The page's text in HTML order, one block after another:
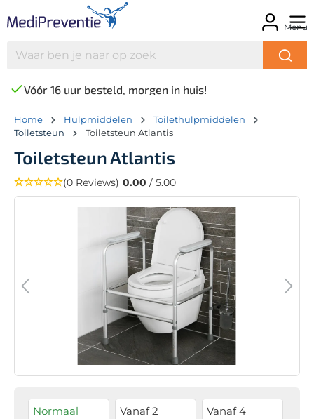
Menu
Vóór 16 uur besteld, morgen in huis!
Home Hulpmiddelen
Toilethulpmiddelen
Toiletsteun
Toiletsteun Atlantis
Toiletsteun Atlantis
(0 Reviews) 0.00 / 5.00
Normaal Vanaf 2 Vanaf 4